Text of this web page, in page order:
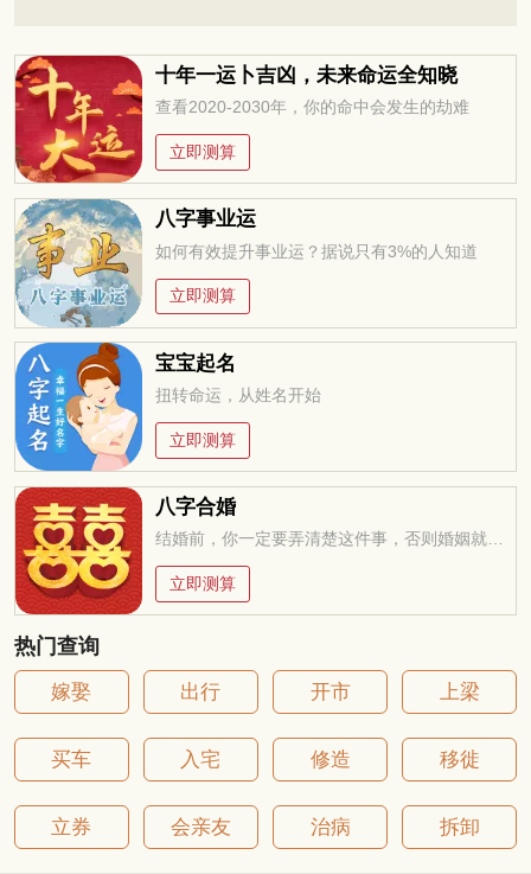
十年一运卜吉凶，未来命运全知晓
查看2020-2030年，你的命中会发生的劫难
立即测算
八字事业运
如何有效提升事业运？据说只有3%的人知道
立即测算
宝宝起名
扭转命运，从姓名开始
立即测算
八字合婚
结婚前，你一定要弄清楚这件事，否则婚姻就是你的坟墓
立即测算
热门查询
嫁娶 出行 开市 上梁
买车 入宅 修造 移徙
立券 会亲友 治病 拆卸